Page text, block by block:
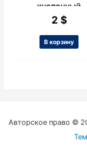
кнопочный
дверной)
2 $
В корзину
Авторское право ©